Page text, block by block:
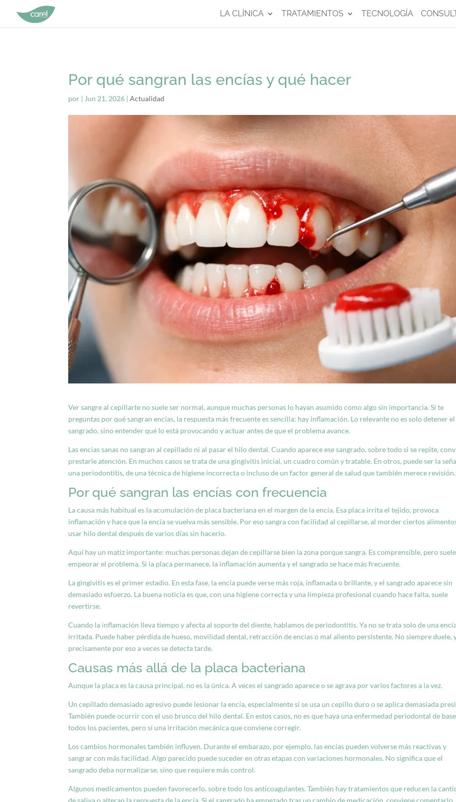
LA CLÍNICA TRATAMIENTOS TECNOLOGÍA
Por qué sangran las encías y qué hacer
por | Jun 21, 2026 |Actualidad
Ver sangre al cepillarte no suele ser normal, aunque muchas personas lo hayan asumido como algo sin importancia. Si te
preguntas por qué sangran encías, la respuesta más frecuente es sencilla: hay inflamación. Lo relevante no es solo detener el
sangrado, sino entender qué lo está provocando y actuar antes de que el problema avance.
Las encías sanas no sangran al cepillado ni al pasar el hilo dental. Cuando aparece ese sangrado, sobre todo si se repite,
prestarle atención. En muchos casos se trata de una gingivitis inicial, un cuadro común y tratable. En otros, puede ser la
una periodontitis, de una técnica de higiene incorrecta o incluso de un factor general de salud que también merece revisión.
Por qué sangran las encías con frecuencia
La causa más habitual es la acumulación de placa bacteriana en el margen de la encía. Esa placa irrita el tejido, provoca
inflamación y hace que la encía se vuelva más sensible. Por eso sangra con facilidad al cepillarse, al morder ciertos
usar hilo dental después de varios días sin hacerlo.
Aquí hay un matiz importante: muchas personas dejan de cepillarse bien la zona porque sangra. Es comprensible, pero suele
empeorar el problema. Si la placa permanece, la inflamación aumenta y el sangrado se hace más frecuente.
La gingivitis es el primer estadio. En esta fase, la encía puede verse más roja, inflamada o brillante, y el sangrado aparece sin
demasiado esfuerzo. La buena noticia es que, con una higiene correcta y una limpieza profesional cuando hace falta, suele
revertirse.
Cuando la inflamación lleva tiempo y afecta al soporte del diente, hablamos de periodontitis. Ya no se trata solo de una
irritada. Puede haber pérdida de hueso, movilidad dental, retracción de encías o mal aliento persistente. No siempre duele,
precisamente por eso a veces se detecta tarde.
Causas más allá de la placa bacteriana
Aunque la placa es la causa principal, no es la única. A veces el sangrado aparece o se agrava por varios factores a la vez.
Un cepillado demasiado agresivo puede lesionar la encía, especialmente si se usa un cepillo duro o se aplica demasiada
También puede ocurrir con el uso brusco del hilo dental. En estos casos, no es que haya una enfermedad periodontal de
todos los pacientes, pero sí una irritación mecánica que conviene corregir.
Los cambios hormonales también influyen. Durante el embarazo, por ejemplo, las encías pueden volverse más reactivas y
sangrar con más facilidad. Algo parecido puede suceder en otras etapas con variaciones hormonales. No significa que el
sangrado deba normalizarse, sino que requiere más control.
Algunos medicamentos pueden favorecerlo, sobre todo los anticoagulantes. También hay tratamientos que reducen la